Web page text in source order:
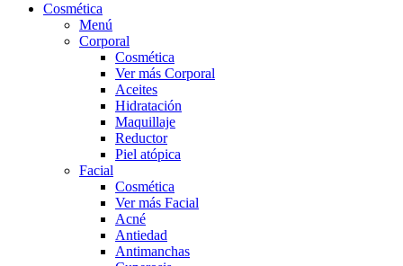
Cosmética
Menú
Corporal
Cosmética
Ver más Corporal
Aceites
Hidratación
Maquillaje
Reductor
Piel atópica
Facial
Cosmética
Ver más Facial
Acné
Antiedad
Antimanchas